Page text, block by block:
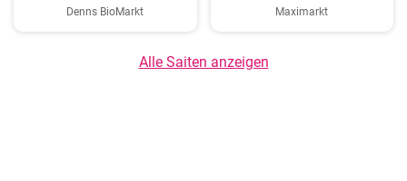
Denns BioMarkt Maximarkt
Alle Saiten anzeigen